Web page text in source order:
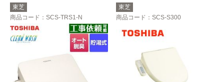
東芝
商品コード ：SCS-TRS1-N
東芝
商品コード ：SCS-S300